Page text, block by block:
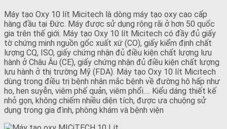
Máy tạo Oxy 10 lít Micitech là dòng máy tạo oxy cao cấp
hàng đầu tại Đức. Máy được sử dụng rộng rãi ở hơn 50 quốc
gia trên thế giới. Máy tạo Oxy 10 lít Micitech có đầy đủ giấy
tờ chứng minh nguồn gốc xuất xứ (CO), giấy kiểm định chất
lượng CQ, ISO, giấy chứng nhận đủ điều kiện chất lượng lưu
hành ở Châu Âu (CE), giấy chứng nhận đủ điều kiện chất lượng
lưu hành ở thị trường Mỹ (FDA). Máy tạo Oxy 10 lít Micitech
dùng trong điều trị bệnh nhân mắc bệnh về đường hô hấp như
ho, hen suyễn, viêm phế quản, viêm phổi…. Kiểu dáng thiết kế
nhỏ gọn, không chiếm nhiều diện tích, được ưa chuộng sử
dụng trong gia đình, phòng khám và bệnh viện